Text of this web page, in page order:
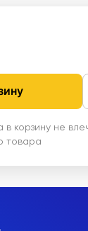
корзину не
товара